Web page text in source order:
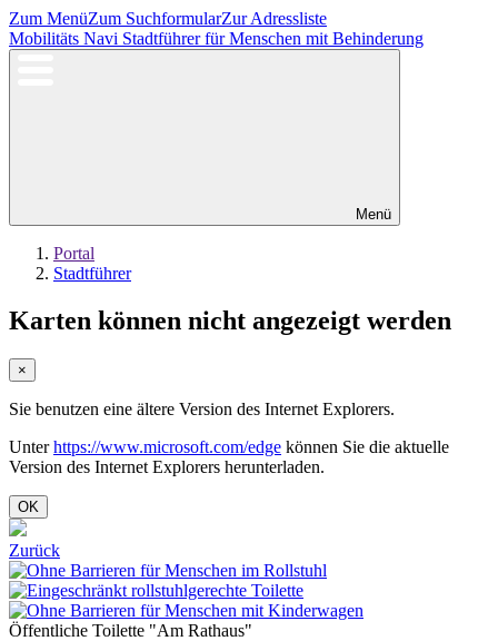
Zum MenüZum SuchformularZur Adressliste
Mobilitäts Navi Stadtführer für Menschen mit Behinderung
Menü
Portal
Stadtführer
Karten können nicht angezeigt werden
×
Sie benutzen eine ältere Version des Internet Explorers.
Unterhttps://www.microsoft.com/edge können Sie die aktuelle
Version des Internet Explorers herunterladen.
OK
Zurück
Öffentliche Toilette "Am Rathaus"